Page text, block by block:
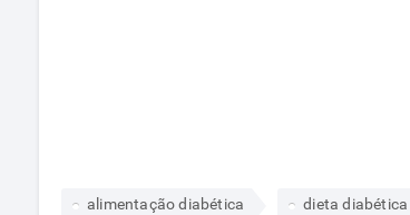
alimentação diabética dieta diabética